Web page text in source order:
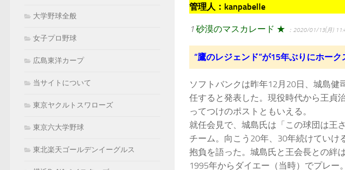
管理人：kanpabelle
1砂漠のマスカレード ★ ：2020/01/13(月)
“鷹のレジェンド”が15年ぶりにホーク
ソフトバンクは昨年12月20日、城島
任すると発表した。現役時代から王貞
ってつけのポストともいえる。
就任会見で、城島氏は「この球団は王
チーム。向こう20年、30年続けていけ
抱負を語った。城島氏と王会長との絆は
1995年からダイエー（当時）でプレ
大学野球全般
女子プロ野球
広島東洋カープ
当サイトについて
東京ヤクルトスワローズ
東京六大学野球
東北楽天ゴールデンイーグルス